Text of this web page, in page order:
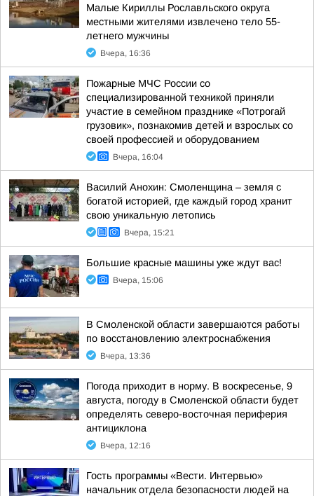
Малые Кириллы Рославльского округа
местными жителями извлечено тело 55-
летнего мужчины
Вчера, 16:36
Пожарные МЧС России со
специализированной техникой приняли
участие в семейном празднике «Потрогай
грузовик», познакомив детей и взрослых со
своей профессией и оборудованием
Вчера, 16:04
Василий Анохин: Смоленщина – земля с
богатой историей, где каждый город хранит
свою уникальную летопись
Вчера, 15:21
Большие красные машины уже ждут вас!
Вчера, 15:06
В Смоленской области завершаются работы
по восстановлению электроснабжения
Вчера, 13:36
Погода приходит в норму. В воскресенье, 9
августа, погоду в Смоленской области будет
определять северо-восточная периферия
антициклона
Вчера, 12:16
Гость программы «Вести. Интервью»
начальник отдела безопасности людей на